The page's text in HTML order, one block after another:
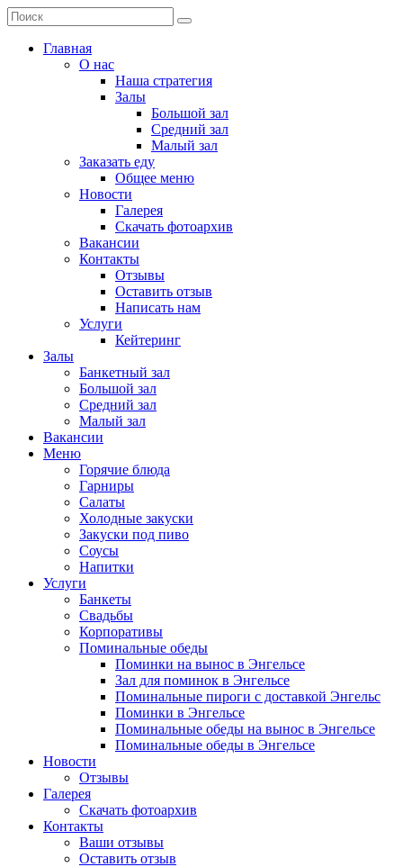
Главная
О нас
Наша стратегия
Залы
Большой зал
Средний зал
Малый зал
Заказать еду
Общее меню
Новости
Галерея
Скачать фотоархив
Вакансии
Контакты
Отзывы
Оставить отзыв
Написать нам
Услуги
Кейтеринг
Залы
Банкетный зал
Большой зал
Средний зал
Малый зал
Вакансии
Меню
Горячие блюда
Гарниры
Салаты
Холодные закуски
Закуски под пиво
Соусы
Напитки
Услуги
Банкеты
Свадьбы
Корпоративы
Поминальные обеды
Поминки на вынос в Энгельсе
Зал для поминок в Энгельсе
Поминальные пироги с доставкой Энгельс
Поминки в Энгельсе
Поминальные обеды на вынос в Энгельсе
Поминальные обеды в Энгельсе
Новости
Отзывы
Галерея
Скачать фотоархив
Контакты
Ваши отзывы
Оставить отзыв